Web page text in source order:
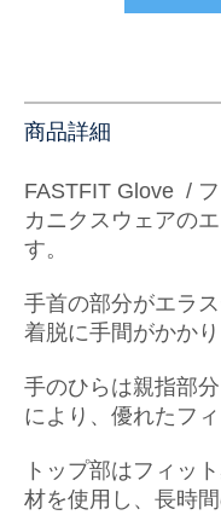
商品詳細
FASTFIT Glove /
カニクスウェアの
す。
手首の部分がエラ
着脱に手間がか
手のひらは親指部
により、 優れたフ
トップ部はフィッ
材を使用し、 長時